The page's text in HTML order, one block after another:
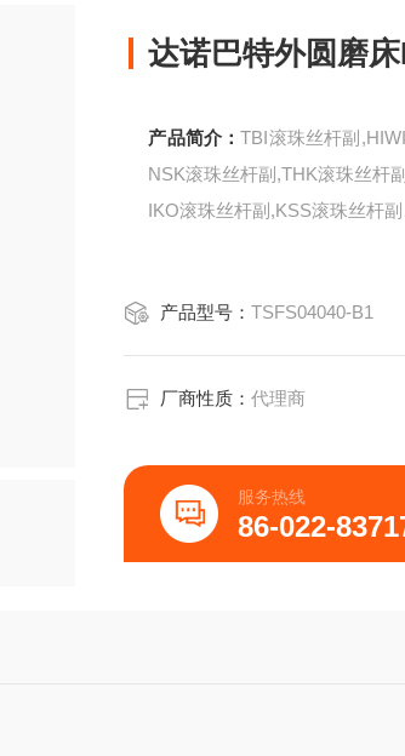
达诺巴特外圆磨
产品简介：TBI滚珠丝杆副
NSK滚珠丝杆副,THK滚珠丝杆
IKO滚珠丝杆副,KSS滚珠丝杆副
产品型号：TSFS04040-B1
厂商性质：代理商
服务热线
86-022-